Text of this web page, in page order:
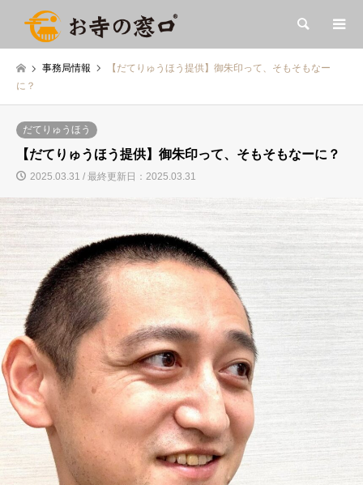
検索
事務局情報
【だてりゅうほう提供】御朱印って、そもそもなー
に？
だてりゅうほう
【だてりゅうほう提供】御朱印って、そもそもなーに？
2025.03.31 / 最終更新日：2025.03.31